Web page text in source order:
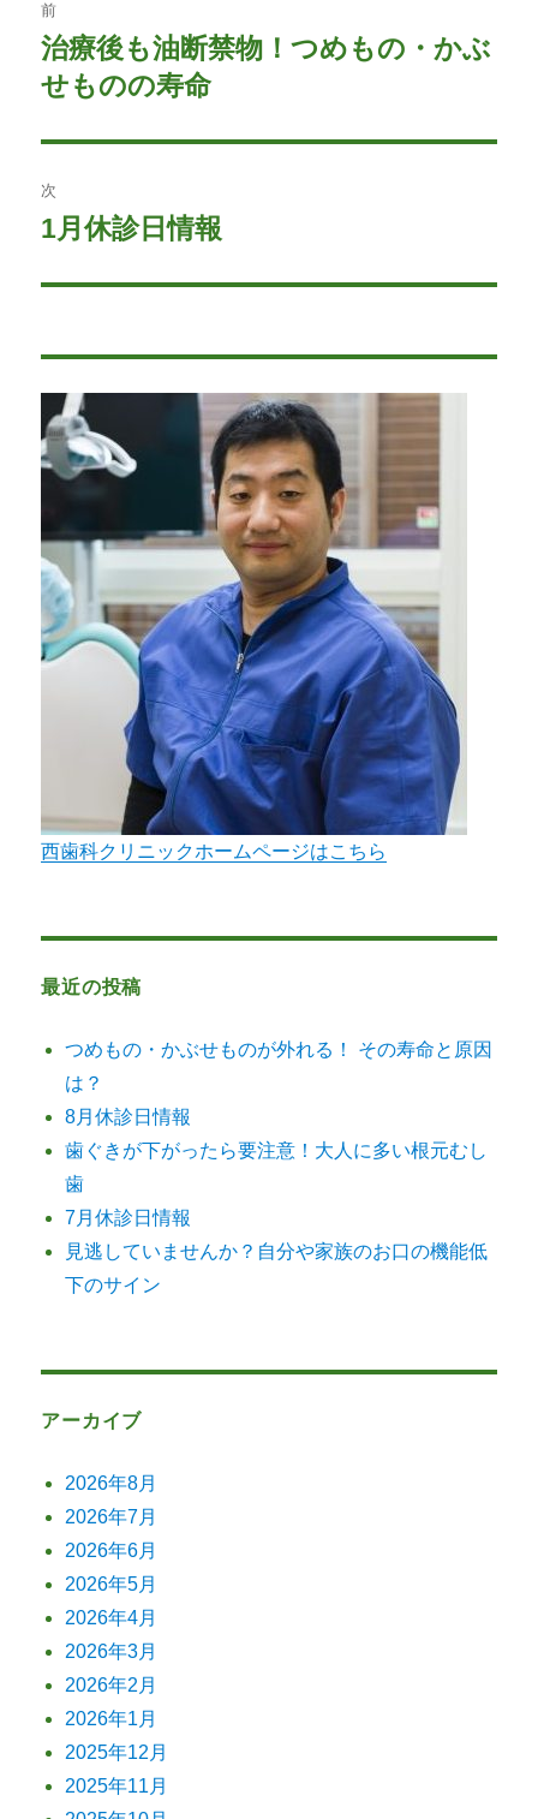
稿
ナ
ビ
ゲ
ー
シ
ン
前
前
の
稿:
治療後も油断禁物！つめもの・かぶ
せものの寿命
次
次
1月休診日情報
西歯科クリニックホームページはこちら
最近の投稿
つめもの・かぶせものが外れる！ その寿命と原因
は？
8月休診日情報
歯ぐきが下がったら要注意！大人に多い根元むし
歯
7月休診日情報
見逃していませんか？自分や家族のお口の機能低
下のサイン
アーカイブ
2026年8月
2026年7月
2026年6月
2026年5月
2026年4月
2026年3月
2026年2月
2026年1月
2025年12月
2025年11月